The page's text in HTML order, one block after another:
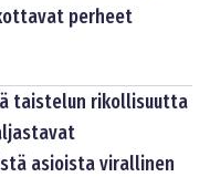
perheet
taistelun rikollisuutta
asioista virallinen